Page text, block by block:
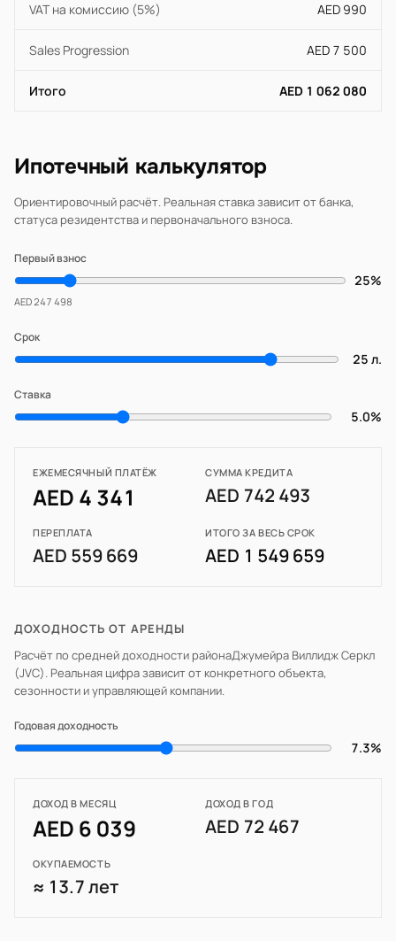
VAT на комиссию (5%) AED 990
Sales Progression AED 7 500
Итого AED 1 062 080
Ипотечный калькулятор
Ориентировочный расчёт. Реальная ставка зависит от банка,
статуса резидентства и первоначального взноса.
Первый взнос
25%
AED 247 498
Срок
25 л.
Ставка
5.0%
ЕЖЕМЕСЯЧНЫЙ ПЛАТЁЖ
AED 4 341
СУММА КРЕДИТА
AED 742 493
ПЕРЕПЛАТА
AED 559 669
ИТОГО ЗА ВЕСЬ СРОК
AED 1 549 659
ДОХОДНОСТЬ ОТ АРЕНДЫ
Расчёт по средней доходности районаДжумейра Виллидж Серкл
(JVC). Реальная цифра зависит от конкретного объекта,
сезонности и управляющей компании.
Годовая доходность
7.3%
ДОХОД В МЕСЯЦ
AED 6 039
ДОХОД В ГОД
AED 72 467
ОКУПАЕМОСТЬ
≈ 13.7 лет